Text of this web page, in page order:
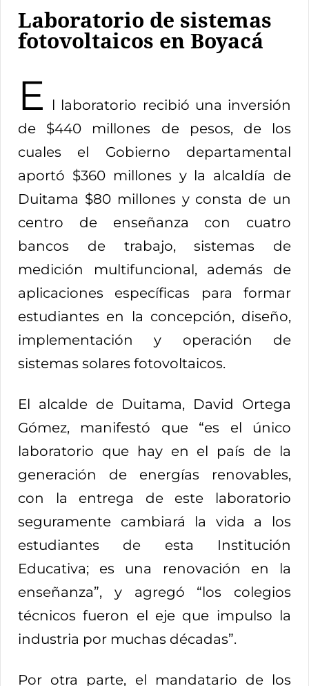
Laboratorio de sistemas
fotovoltaicos en Boyacá
E
l laboratorio recibió una inversión
de $440 millones de pesos, de los
cuales el Gobierno departamental
aportó $360 millones y la alcaldía de
Duitama $80 millones y consta de un
centro de enseñanza con cuatro
bancos de trabajo, sistemas de
medición multifuncional, además de
aplicaciones específicas para formar
estudiantes en la concepción, diseño,
implementación y operación de
sistemas solares fotovoltaicos.
El alcalde de Duitama, David Ortega
Gómez, manifestó que “es el único
laboratorio que hay en el país de la
generación de energías renovables,
con la entrega de este laboratorio
seguramente cambiará la vida a los
estudiantes de esta Institución
Educativa; es una renovación en la
enseñanza”, y agregó “los colegios
técnicos fueron el eje que impulso la
industria por muchas décadas”.
Por otra parte, el mandatario de los